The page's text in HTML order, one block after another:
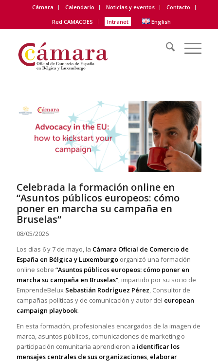
Cámara Calendario Noticias y eventos
Contacto
Red CAMACOES
Intranet English
Celebrada la formación online en
“Asuntos públicos europeos: cómo
poner en marcha su campaña en
Bruselas“
08/05/2026
Los días 6 y 7 de mayo, la Cámara Oficial de Comercio de
España en Bélgica y Luxemburgoorganizó una formación
online sobre “Asuntos públicos europeos: cómo poner en
marcha su campaña en Bruselas”, impartido por su socio de
EmprendeBelux Sebastián Rodríguez Pérez, Consultor de
campañas políticas y de comunicación y autor del european
campaign playbook.
En esta formación, profesionales encargados de la imagen de
marca, asuntos públicos, comunicaciones de marketing o
participación comunitaria aprendieron a identificar los
mensajes centrales de sus organizaciones, elaborar